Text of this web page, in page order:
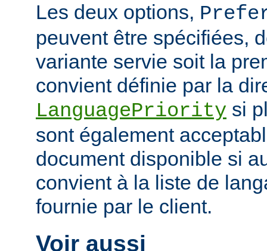
Les deux options,
peuvent être spécifiées,
variante servie soit la
convient définie par la
LanguagePriority si
sont également
document disponible si
convient à la liste de
fournie par le client.
Voir aussi